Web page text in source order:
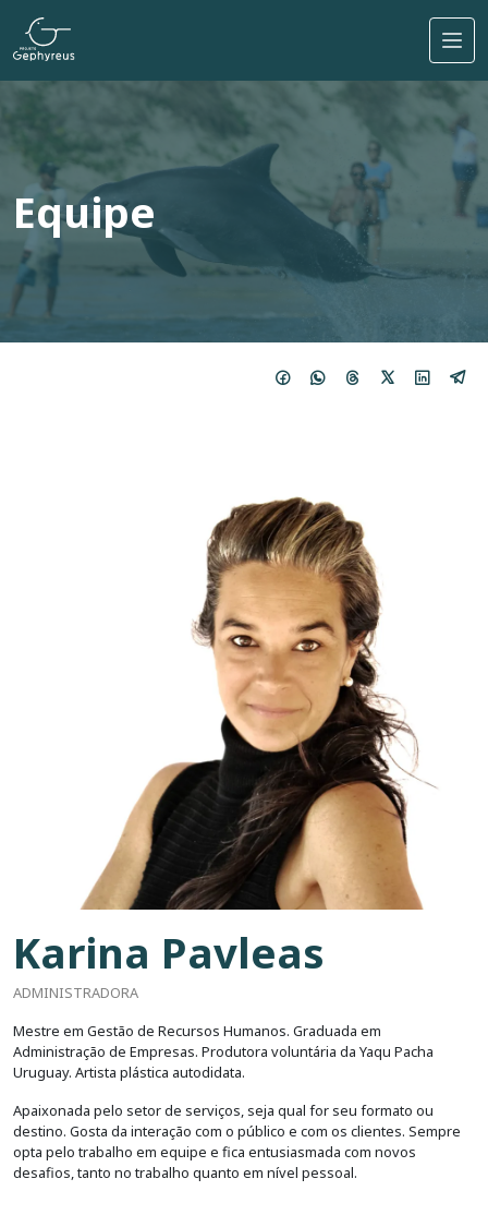
Pular para o conteúdo principal
Equipe
Karina Pavleas
ADMINISTRADORA
Mestre em Gestão de Recursos Humanos. Graduada em
Administração de Empresas. Produtora voluntária da Yaqu Pacha
Uruguay. Artista plástica autodidata.
Apaixonada pelo setor de serviços, seja qual for seu formato ou
destino. Gosta da interação com o público e com os clientes. Sempre
opta pelo trabalho em equipe e fica entusiasmada com novos
desafios, tanto no trabalho quanto em nível pessoal.